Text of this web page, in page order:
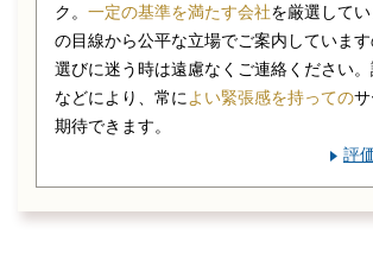
ク。 一定の基準を満たす会社を厳選して
の目線から公平な立場でご案内していま
選びに迷う時は遠慮なくご連絡ください
などにより、常に よい緊張感を持っての
期待できます。
評